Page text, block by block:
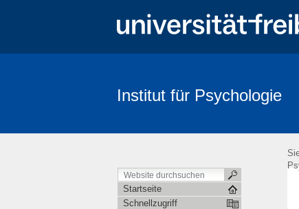
Institut für Psychologie
Startseite
Schnellzugriff